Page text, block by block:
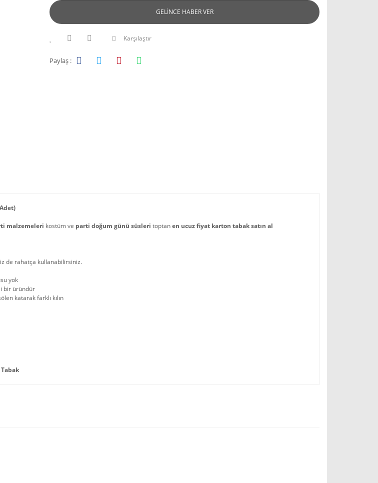
GELİNCE HABER VER
Karşılaştır
Paylaş :
malzemeleri kostüm ve parti doğum günü süsleri toptanen ucuz fiyat karton tabak satın al
de rahatça kullanabilirsiniz.
yok
bir üründür
katarak farklı kılın